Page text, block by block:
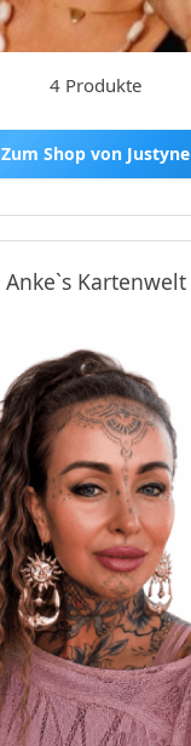
4 Produkte
Zum Shop von Justyne
Anke`s Kartenwelt